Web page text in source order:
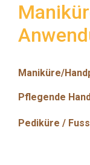
Maniküre/
Pflegende
Pediküre /